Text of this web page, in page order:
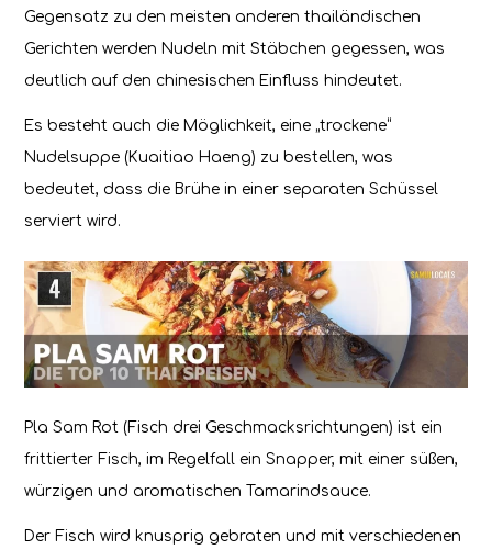
Gegensatz zu den meisten anderen thailändischen
Gerichten werden Nudeln mit Stäbchen gegessen, was
deutlich auf den chinesischen Einfluss hindeutet.
Es besteht auch die Möglichkeit, eine „trockene“
Nudelsuppe (Kuaitiao Haeng) zu bestellen, was
bedeutet, dass die Brühe in einer separaten Schüssel
serviert wird.
Pla Sam Rot (Fisch drei Geschmacksrichtungen) ist ein
frittierter Fisch, im Regelfall ein Snapper, mit einer süßen,
würzigen und aromatischen Tamarindsauce.
Der Fisch wird knusprig gebraten und mit verschiedenen